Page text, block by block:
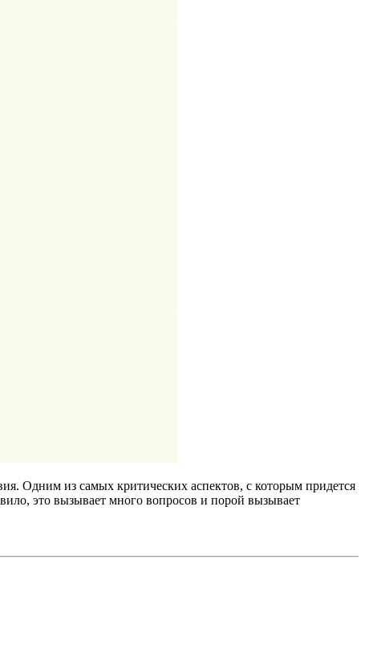
Одним из самых критических аспектов, с которым придется
это вызывает много вопросов и порой вызывает